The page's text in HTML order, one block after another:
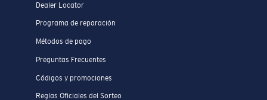
Dealer Locator
Programa de reparación
Métodos de pago
Preguntas Frecuentes
Códigos y promociones
Reglas Oficiales del Sorteo